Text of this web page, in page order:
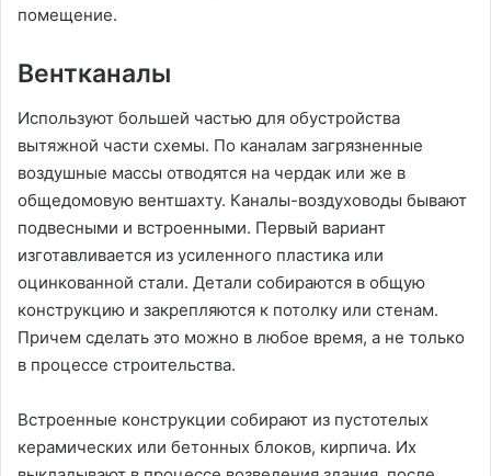
помещение.
Вентканалы
Используют большей частью для обустройства
вытяжной части схемы. По каналам загрязненные
воздушные массы отводятся на чердак или же в
общедомовую вентшахту. Каналы-воздуховоды бывают
подвесными и встроенными. Первый вариант
изготавливается из усиленного пластика или
оцинкованной стали. Детали собираются в общую
конструкцию и закрепляются к потолку или стенам.
Причем сделать это можно в любое время, а не только
в процессе строительства.
Встроенные конструкции собирают из пустотелых
керамических или бетонных блоков, кирпича. Их